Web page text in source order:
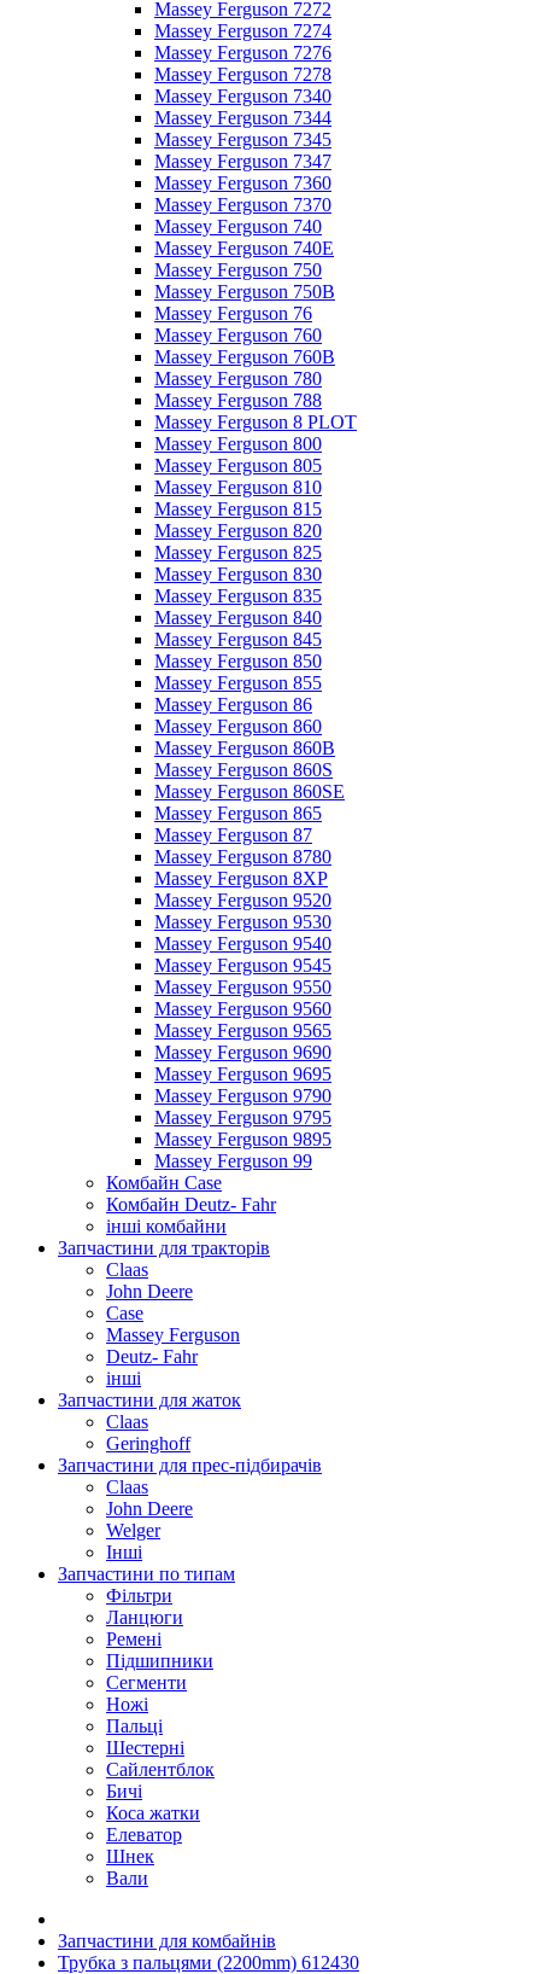
Massey Ferguson 7272
Massey Ferguson 7274
Massey Ferguson 7276
Massey Ferguson 7278
Massey Ferguson 7340
Massey Ferguson 7344
Massey Ferguson 7345
Massey Ferguson 7347
Massey Ferguson 7360
Massey Ferguson 7370
Massey Ferguson 740
Massey Ferguson 740E
Massey Ferguson 750
Massey Ferguson 750B
Massey Ferguson 76
Massey Ferguson 760
Massey Ferguson 760B
Massey Ferguson 780
Massey Ferguson 788
Massey Ferguson 8 PLOT
Massey Ferguson 800
Massey Ferguson 805
Massey Ferguson 810
Massey Ferguson 815
Massey Ferguson 820
Massey Ferguson 825
Massey Ferguson 830
Massey Ferguson 835
Massey Ferguson 840
Massey Ferguson 845
Massey Ferguson 850
Massey Ferguson 855
Massey Ferguson 86
Massey Ferguson 860
Massey Ferguson 860B
Massey Ferguson 860S
Massey Ferguson 860SE
Massey Ferguson 865
Massey Ferguson 87
Massey Ferguson 8780
Massey Ferguson 8XP
Massey Ferguson 9520
Massey Ferguson 9530
Massey Ferguson 9540
Massey Ferguson 9545
Massey Ferguson 9550
Massey Ferguson 9560
Massey Ferguson 9565
Massey Ferguson 9690
Massey Ferguson 9695
Massey Ferguson 9790
Massey Ferguson 9795
Massey Ferguson 9895
Massey Ferguson 99
Комбайн Case
Комбайн Deutz- Fahr
інші комбайни
Запчастини для тракторів
Claas
John Deere
Case
Massey Ferguson
Deutz- Fahr
інші
Запчастини для жаток
Claas
Geringhoff
Запчастини для прес-підбирачів
Claas
John Deere
Welger
Інші
Запчастини по типам
Фільтри
Ланцюги
Ремені
Підшипники
Сегменти
Ножі
Пальці
Шестерні
Сайлентблок
Бичі
Коса жатки
Елеватор
Шнек
Вали
Запчастини для комбайнів
Трубка з пальцями (2200mm) 612430